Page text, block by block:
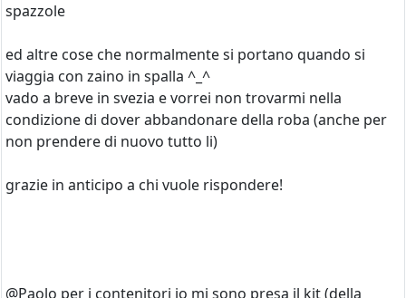
spazzole
ed altre cose che normalmente si portano quando si
viaggia con zaino in spalla ^_^
vado a breve in svezia e vorrei non trovarmi nella
condizione di dover abbandonare della roba (anche per
non prendere di nuovo tutto li)
grazie in anticipo a chi vuole rispondere!
@Paolo per i contenitori io mi sono presa il kit (della